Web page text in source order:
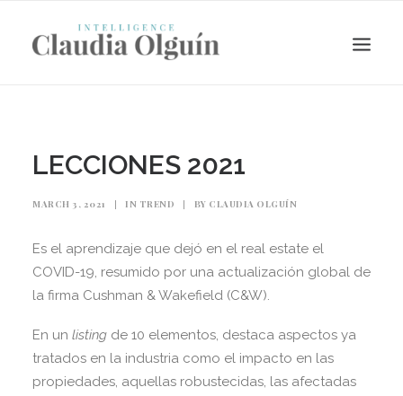
Search
LECCIONES 2021
MARCH 3, 2021 | IN TREND | BY CLAUDIA OLGUÍN
Es el aprendizaje que dejó en el real estate el
COVID-19, resumido por una actualización global de
la firma Cushman & Wakefield (C&W).
En un listing de 10 elementos, destaca aspectos ya
tratados en la industria como el impacto en las
propiedades, aquellas robustecidas, las afectadas